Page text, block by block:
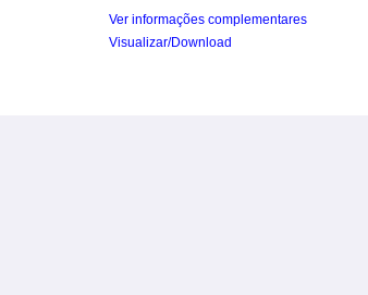
Ver informações complementares
Visualizar/Download